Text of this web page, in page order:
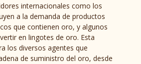
internacionales como los
a la demanda de productos
que contienen oro, y algunos
en lingotes de oro. Esta
los diversos agentes que
de suministro del oro, desde